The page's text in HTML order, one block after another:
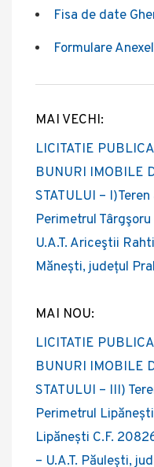
Fisa de date
Formulare
Post
navigation
MAI VECHI:
LICITATIE
BUNURI IMOBILE
STATULUI –
Perimetrul
U.A.T. Ariceştii
Mănești, județul
MAI NOU:
LICITATIE
BUNURI IMOBILE
STATULUI – III)
Perimetrul
Lipănești C.F.
– U.A.T. Păulești,